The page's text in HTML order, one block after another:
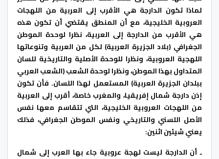
لماذا تكون الدارجة هي الأقرب إلى العربية من اللهجات
العروبية الخليجية، مع أن المنطق يقتضي أن تكون هذه
هي الأقرب من الدارجة إلى العربية، نظرا لوحدة الموطن
الجغرافي (بلاد الجزيرة العربية) لكل من العربية وتنوعاتها
اللهجية العروبية، ونظرا للوحدة الأصلية والتاريخية للسان
المتداول بهذا الموطن، ونظرا لوحدة الشعب (الشعب العربي
ببلدان الجزيرة العربية) المستعمل لهذا اللسان. فأن تكون
إذن دارجة شمال إفريقيا، والمغرب خاصة، أقرب إلى العربية
من اللهجات العروبية الخليجية، التي تتقاسم معها نفس
الأصل اللسني والتاريخي ونفس الموطن الجغرافي، فذلك
يعني شيئين اثنين:
ـ أن الدارجة ليست لهجة عروبية جاء بها العرب إلى شمال